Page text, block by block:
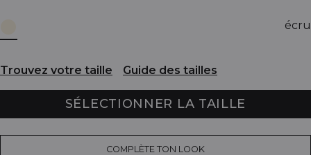
écru
Trouvez votre taille Guide des tailles
SÉLECTIONNER LA TAILLE
COMPLÈTE TON LOOK